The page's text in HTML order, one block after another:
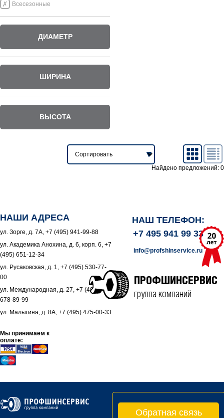
Всесезонные
ДИАМЕТР
ШИРИНА
ВЫСОТА
Найдено предложений: 0
НАШИ АДРЕСА
ул. Зорге, д. 7А, +7 (495) 941-99-88
ул. Академика Анохина, д. 6, корп. 6, +7
(495) 651-12-34
ул. Русаковская, д. 1, +7 (495) 530-77-
00
ул. Международная, д. 27, +7 (495)
678-89-99
ул. Малыгина, д. 8А, +7 (495) 475-00-33
Мы принимаем к
оплате:
НАШ ТЕЛЕФОН:
+7 495 941 99 33
info@profshinservice.ru
ПРОФШИНСЕРВИС
группа компаний
Обратная связь